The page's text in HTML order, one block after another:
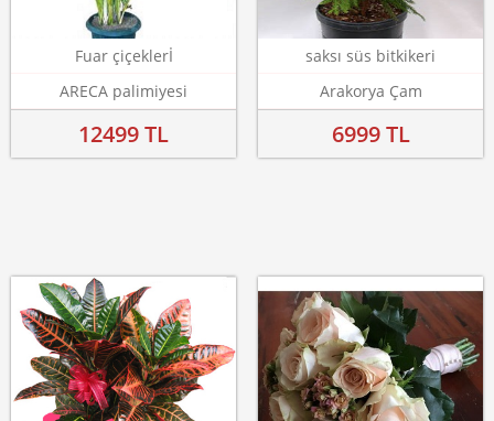
Fuar çiçeklerİ
ARECA palimiyesi
12499 TL
saksı süs bitkikeri
Arakorya Çam
6999 TL